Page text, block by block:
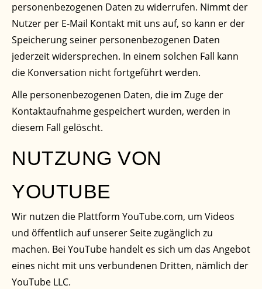
personenbezogenen Daten zu widerrufen. Nimmt der
Nutzer per E-Mail Kontakt mit uns auf, so kann er der
Speicherung seiner personenbezogenen Daten
jederzeit widersprechen. In einem solchen Fall kann
die Konversation nicht fortgeführt werden.
Alle personenbezogenen Daten, die im Zuge der
Kontaktaufnahme gespeichert wurden, werden in
diesem Fall gelöscht.
NUTZUNG VON
YOUTUBE
Wir nutzen die Plattform YouTube.com, um Videos
und öffentlich auf unserer Seite zugänglich zu
machen. Bei YouTube handelt es sich um das Angebot
eines nicht mit uns verbundenen Dritten, nämlich der
YouTube LLC.